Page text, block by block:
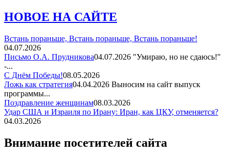
НОВОЕ НА САЙТЕ
Встань пораньше, Встань пораньше, Встань пораньше!
04.07.2026
Письмо О.А. Прудникова04.07.2026 "Умираю, но не сдаюсь!"
-...
С Днём Победы!08.05.2026
Ложь как стратегия04.04.2026 Выносим на сайт выпуск
программы...
Поздравление женщинам08.03.2026
Удар США и Израиля по Ирану: Иран, как ЦКУ, отменяется?
04.03.2026
Внимание посетителей сайта